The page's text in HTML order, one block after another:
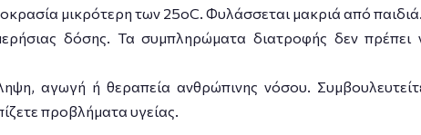
μικρότερη των 25οC. Φυλάσσεται μακριά από παιδιά.
δόσης. Τα συμπληρώματα διατροφής δεν πρέπει
αγωγή ή θεραπεία ανθρώπινης νόσου.
προβλήματα υγείας.